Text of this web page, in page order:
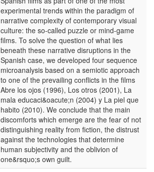
experimental trends within the paradigm of
narrative complexity of contemporary visual
culture: the so-called puzzle or mind-game
films. To solve the question of what lies
beneath these narrative disruptions in the
Spanish case, we developed four sequence
microanalysis based on a semiotic approach
to one of the prevailing conflicts in the films
Abre los ojos (1996), Los otros (2001), La
mala educaci&oacute;n (2004) y La piel que
habito (2010). We conclude that the main
discomforts which emerge are the fear of not
distinguishing reality from fiction, the distrust
against the technologies that determine
human subjectivity and the oblivion of
one&rsquo;s own guilt.